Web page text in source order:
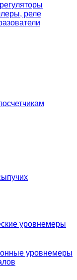
реле
уровнемеры
уровнемеры